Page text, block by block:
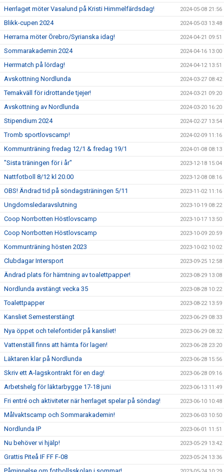
Herrlaget möter Vasalund på Kristi Himmelfärdsdag! 2024-05-08 21:56
Blikk-cupen 2024 2024-05-03 13:48
Herrarna möter Örebro/Syrianska idag! 2024-04-21 09:51
Sommarakademin 2024 2024-04-16 13:00
Herrmatch på lördag! 2024-04-12 13:51
Avskottning Nordlunda 2024-03-27 08:42
Temakväll för idrottande tjejer! 2024-03-21 09:20
Avskottning av Nordlunda 2024-03-20 16:20
Stipendium 2024 2024-02-27 13:54
Tromb sportlovscamp! 2024-02-09 11:16
Kommunträning fredag 12/1 & fredag 19/1 2024-01-08 08:13
"Sista träningen för i år" 2023-12-18 15:04
Nattfotboll 8/12 kl 20.00 2023-12-08 08:16
OBS! Ändrad tid på söndagsträningen 5/11 2023-11-02 11:16
Ungdomsledaravslutning 2023-10-19 08:22
Coop Norrbotten Höstlovscamp 2023-10-17 13:50
Coop Norrbotten Höstlovscamp 2023-10-09 20:59
Kommunträning hösten 2023 2023-10-02 10:02
Clubdagar Intersport 2023-09-25 12:58
Ändrad plats för hämtning av toalettpapper! 2023-08-29 13:08
Nordlunda avstängt vecka 35 2023-08-28 10:22
Toalettpapper 2023-08-22 13:59
Kansliet Semesterstängt 2023-06-29 08:33
Nya öppet och telefontider på kansliet! 2023-06-29 08:32
Vattenställ finns att hämta för lagen! 2023-06-28 23:20
Läktaren klar på Nordlunda 2023-06-28 15:56
Skriv ett A-lagskontrakt för en dag! 2023-06-28 09:16
Arbetshelg för läktarbygge 17-18 juni 2023-06-13 11:49
Fri entré och aktiviteter när herrlaget spelar på söndag! 2023-06-10 10:48
Målvaktscamp och Sommarakademin! 2023-06-03 10:50
Nordlunda IP 2023-06-01 11:51
Nu behöver vi hjälp! 2023-05-29 13:42
Grattis Piteå IF FF F-08 2023-05-24 13:36